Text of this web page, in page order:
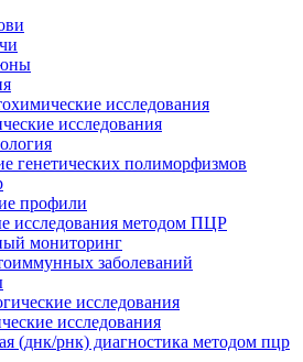
исследования
исследования
генетических полиморфизмов
профили
исследования методом ПЦР
мониторинг
заболеваний
исследования
исследования
(днк/рнк) диагностика методом пцр